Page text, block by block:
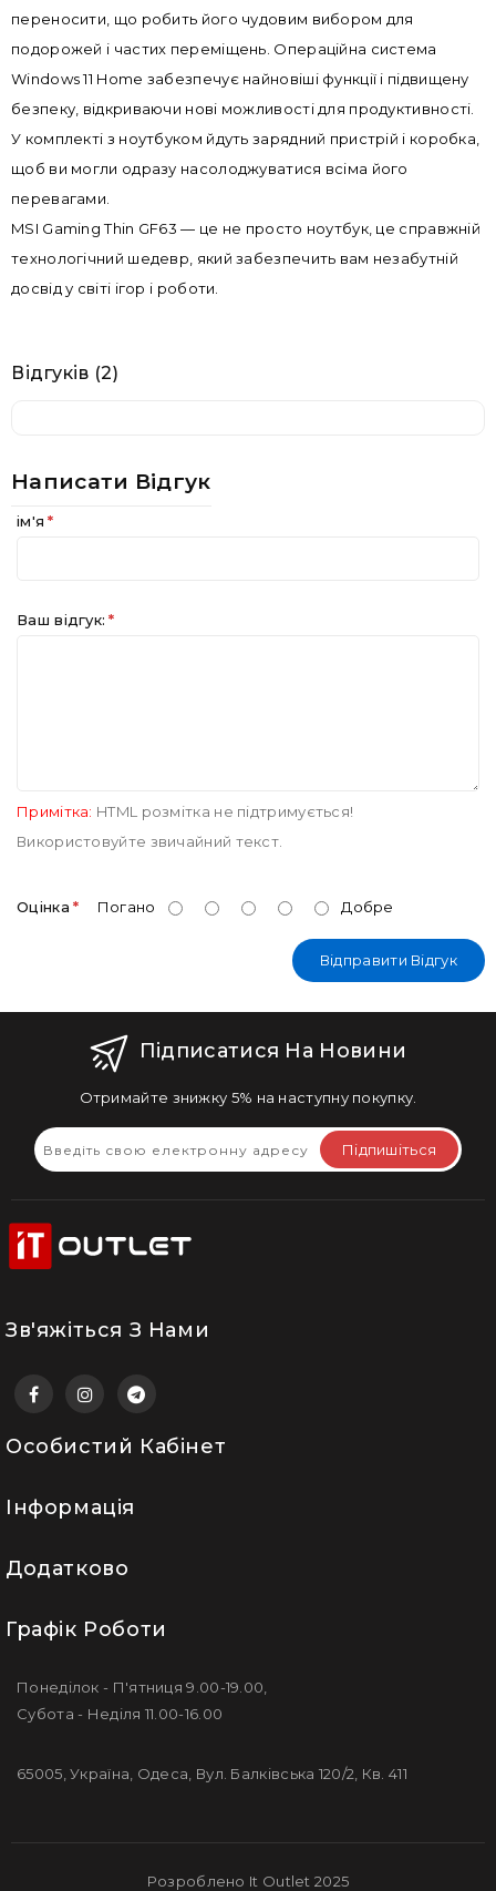
переносити, що робить його чудовим вибором для
подорожей і частих переміщень. Операційна система
Windows 11 Home забезпечує найновіші функції і підвищену
безпеку, відкриваючи нові можливості для продуктивності.
У комплекті з ноутбуком йдуть зарядний пристрій і коробка,
щоб ви могли одразу насолоджуватися всіма його
перевагами.
MSI Gaming Thin GF63 — це не просто ноутбук, це справжній
технологічний шедевр, який забезпечить вам незабутній
досвід у світі ігор і роботи.
Відгуків (2)
Написати Відгук
ім'я
Ваш відгук:
Примітка: HTML розмітка не підтримується!
Використовуйте звичайний текст.
Оцінка Погано Добре
Відправити Відгук
Підписатися На Новини
Отримайте знижку 5% на наступну покупку.
Підпишіться
Зв'яжіться З Нами
Особистий Кабінет
Інформація
Додатково
Графік Роботи
Понеділок - П'ятниця 9.00-19.00,
Субота - Неділя 11.00-16.00
65005, Україна, Одеса, Вул. Балківська 120/2, Кв. 411
Розроблено It Outlet 2025